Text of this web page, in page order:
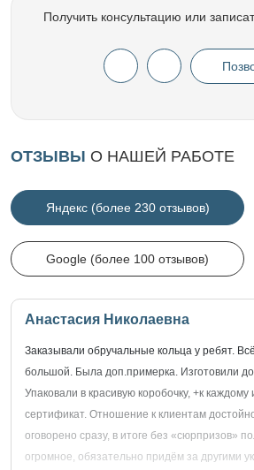
Получить консультацию или
ОТЗЫВЫ О НАШЕЙ РАБОТЕ
Яндекс (более 230 отзывов)
Google (более 100 отзывов)
Анастасия Николаевна
Заказывали обручальные кольца у ребят.
большой. Была доп.примерка. Изготовили
Упаковали в красивую коробочку, +к
сертификат. Отношение к клиентам
оговорено сразу, в итоге без «сюрпризов»
огромное, обязательно придём за другими